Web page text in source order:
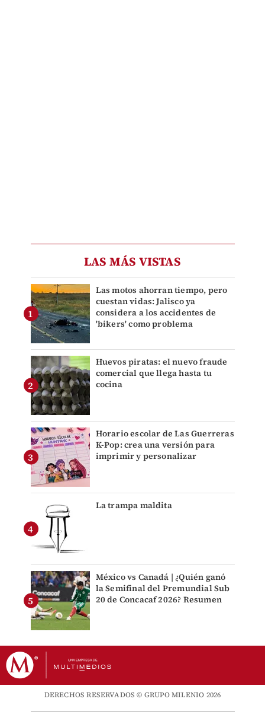
LAS MÁS VISTAS
Las motos ahorran tiempo, pero
cuestan vidas: Jalisco ya
considera a los accidentes de
'bikers' como problema
Huevos piratas: el nuevo fraude
comercial que llega hasta tu
cocina
Horario escolar de Las Guerreras
K-Pop: crea una versión para
imprimir y personalizar
La trampa maldita
México vs Canadá | ¿Quién ganó
la Semifinal del Premundial Sub
20 de Concacaf 2026? Resumen
DERECHOS RESERVADOS © GRUPO MILENIO 2026